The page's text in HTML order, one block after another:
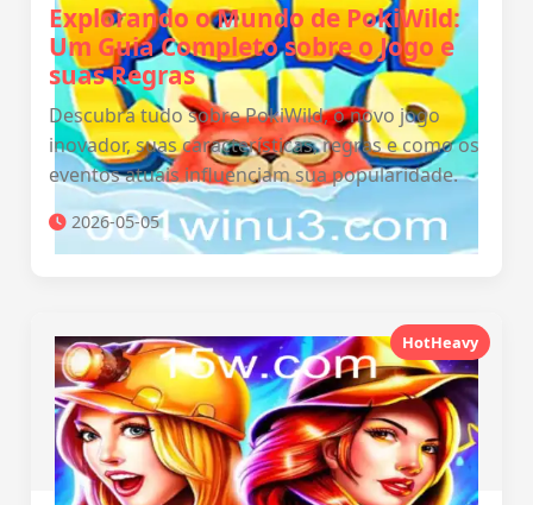
Explorando o Mundo de PokiWild:
Um Guia Completo sobre o Jogo e
suas Regras
Descubra tudo sobre PokiWild, o novo jogo
inovador, suas características, regras e como os
eventos atuais influenciam sua popularidade.
2026-05-05
HotHeavy